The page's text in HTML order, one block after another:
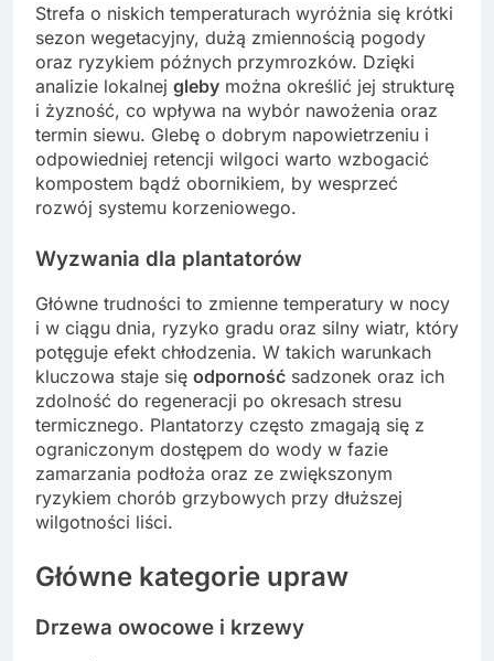
Strefa o niskich temperaturach wyróżnia się krótki
sezon wegetacyjny, dużą zmiennością pogody
oraz ryzykiem późnych przymrozków. Dzięki
analizie lokalnej gleby można określić jej strukturę
i żyzność, co wpływa na wybór nawożenia oraz
termin siewu. Glebę o dobrym napowietrzeniu i
odpowiedniej retencji wilgoci warto wzbogacić
kompostem bądź obornikiem, by wesprzeć
rozwój systemu korzeniowego.
Wyzwania dla plantatorów
Główne trudności to zmienne temperatury w nocy
i w ciągu dnia, ryzyko gradu oraz silny wiatr, który
potęguje efekt chłodzenia. W takich warunkach
kluczowa staje się odporność sadzonek oraz ich
zdolność do regeneracji po okresach stresu
termicznego. Plantatorzy często zmagają się z
ograniczonym dostępem do wody w fazie
zamarzania podłoża oraz ze zwiększonym
ryzykiem chorób grzybowych przy dłuższej
wilgotności liści.
Główne kategorie upraw
Drzewa owocowe i krzewy